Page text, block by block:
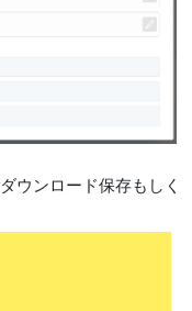
ウンロード保存もしく